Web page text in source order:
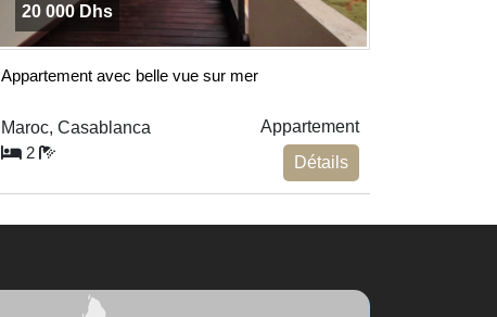
20 000 Dhs
Appartement avec belle vue sur mer
Maroc, Casablanca
Appartement
2
Détails